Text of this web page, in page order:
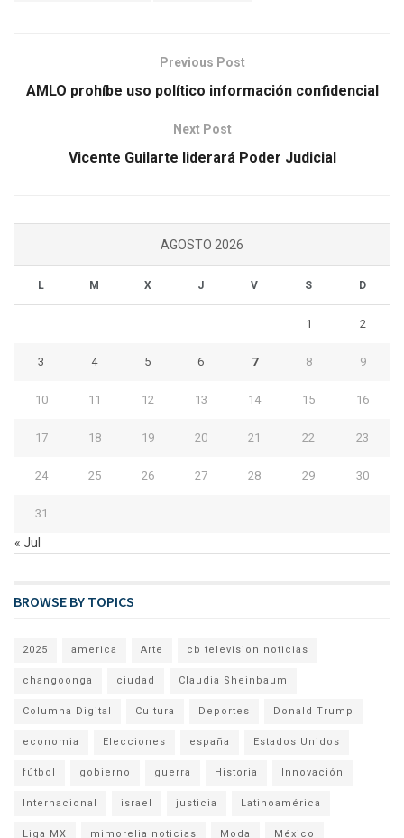
Previous Post
AMLO prohíbe uso político información confidencial
Next Post
Vicente Guilarte liderará Poder Judicial
AGOSTO 2026
L M X J V S D
1 2
3 4 5 6 7 8 9
10 11 12 13 14 15 16
17 18 19 20 21 22 23
24 25 26 27 28 29 30
31
« Jul
BROWSE BY TOPICS
2025 america Arte cb television noticias
changoonga ciudad Claudia Sheinbaum
Columna Digital Cultura Deportes Donald Trump
economia Elecciones españa Estados Unidos
fútbol gobierno guerra Historia Innovación
Internacional israel justicia Latinoamérica
Liga MX mimorelia noticias Moda México